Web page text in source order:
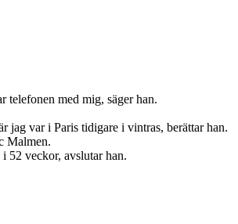
telefonen med mig, säger han.
jag var i Paris tidigare i vintras, berättar han.
Malmen.
52 veckor, avslutar han.